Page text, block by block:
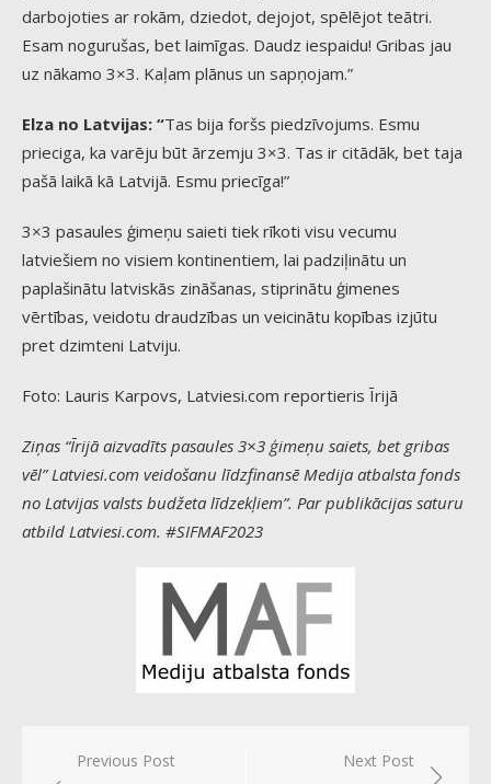
darbojoties ar rokām, dziedot, dejojot, spēlējot teātri.
Esam nogurušas, bet laimīgas. Daudz iespaidu! Gribas jau
uz nākamo 3×3. Kaļam plānus un sapņojam.”
Elza no Latvijas: “Tas bija foršs piedzīvojums. Esmu
prieciga, ka varēju būt ārzemju 3×3. Tas ir citādāk, bet taja
pašā laikā kā Latvijā. Esmu priecīga!”
3×3 pasaules ģimeņu saieti tiek rīkoti visu vecumu
latviešiem no visiem kontinentiem, lai padziļinātu un
paplašinātu latviskās zināšanas, stiprinātu ģimenes
vērtības, veidotu draudzības un veicinātu kopības izjūtu
pret dzimteni Latviju.
Foto: Lauris Karpovs, Latviesi.com reportieris Īrijā
Ziņas “Īrijā aizvadīts pasaules 3×3 ģimeņu saiets, bet gribas
vēl” Latviesi.com veidošanu līdzfinansē Medija atbalsta fonds
no Latvijas valsts budžeta līdzekļiem”. Par publikācijas saturu
atbild Latviesi.com. #SIFMAF2023
PostPrevious Post Next Post